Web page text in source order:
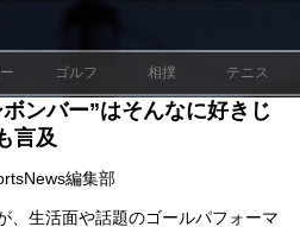
ゴルフ 相撲 テニス
ンバー”はそんなに好きじ
言及
編集部
、生活面や話題のゴールパフォーマ